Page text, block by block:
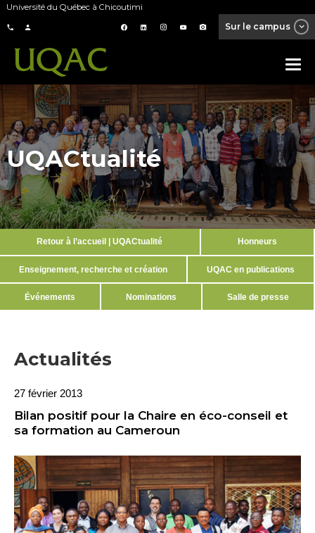
Université du Québec à Chicoutimi
Sur le campus
UQACtualité
Retour à l’accueil | UQACtualité Honneurs
Enseignement, recherche et création UQAC en publications
Événements Nominations Salle de presse
Actualités
27 février 2013
Bilan positif pour la Chaire en éco-conseil et
sa formation au Cameroun